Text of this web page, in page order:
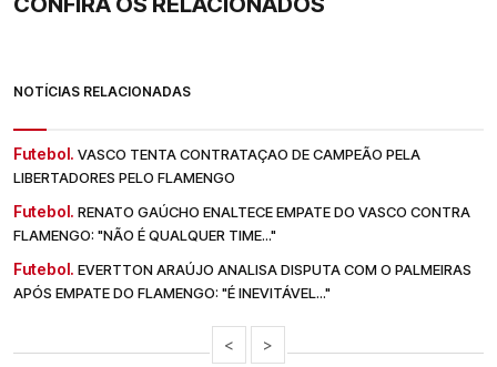
NOTÍCIAS RELACIONADAS
Futebol. VASCO TENTA CONTRATAÇAO DE CAMPEÃO PELA
LIBERTADORES PELO FLAMENGO
Futebol. RENATO GAÚCHO ENALTECE EMPATE DO VASCO CONTRA
FLAMENGO: "NÃO É QUALQUER TIME..."
Futebol. EVERTTON ARAÚJO ANALISA DISPUTA COM O PALMEIRAS
APÓS EMPATE DO FLAMENGO: "É INEVITÁVEL..."
< >